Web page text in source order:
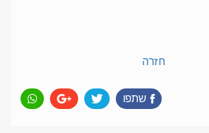
חזרה
שתפו